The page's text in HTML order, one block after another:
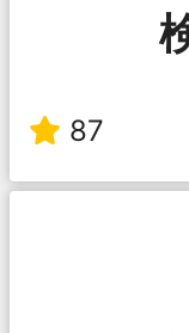
87